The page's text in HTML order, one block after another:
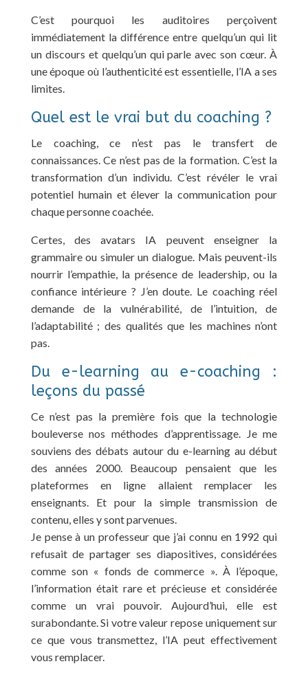
C’est pourquoi les auditoires perçoivent
immédiatement la différence entre quelqu’un qui lit
un discours et quelqu’un qui parle avec son cœur. À
une époque où l’authenticité est essentielle, l’IA a ses
limites.
Quel est le vrai but du coaching ?
Le coaching, ce n’est pas le transfert de
connaissances. Ce n’est pas de la formation. C’est la
transformation d’un individu. C’est révéler le vrai
potentiel humain et élever la communication pour
chaque personne coachée.
Certes, des avatars IA peuvent enseigner la
grammaire ou simuler un dialogue. Mais peuvent-ils
nourrir l’empathie, la présence de leadership, ou la
confiance intérieure ? J’en doute. Le coaching réel
demande de la vulnérabilité, de l’intuition, de
l’adaptabilité ; des qualités que les machines n’ont
pas.
Du e-learning au e-coaching :
leçons du passé
Ce n’est pas la première fois que la technologie
bouleverse nos méthodes d’apprentissage. Je me
souviens des débats autour du e-learning au début
des années 2000. Beaucoup pensaient que les
plateformes en ligne allaient remplacer les
enseignants. Et pour la simple transmission de
contenu, elles y sont parvenues.
Je pense à un professeur que j’ai connu en 1992 qui
refusait de partager ses diapositives, considérées
comme son « fonds de commerce ». À l’époque,
l’information était rare et précieuse et considérée
comme un vrai pouvoir. Aujourd’hui, elle est
surabondante. Si votre valeur repose uniquement sur
ce que vous transmettez, l’IA peut effectivement
vous remplacer.